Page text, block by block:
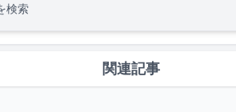
検索
関連記事